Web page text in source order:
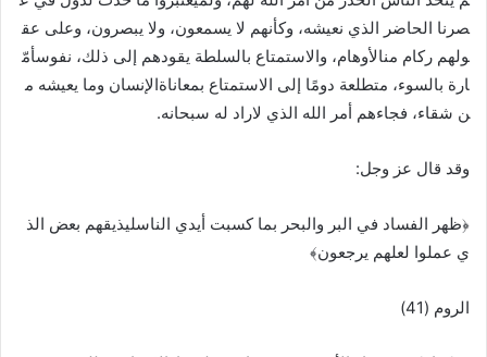
صرنا الحاضر الذي نعيشه، وكأنهم لا يسمعون، ولا يبصرون، وعلى عق
ولهم ركام منالأوهام، والاستمتاع بالسلطة يقودهم إلى ذلك، نفوسأمّ
ارة بالسوء، متطلعة دومًا إلى الاستمتاع بمعاناةالإنسان وما يعيشه م
ن شقاء، فجاءهم أمر الله الذي لاراد له سبحانه.
وقد قال عز وجل:
﴿ظهر الفساد في البر والبحر بما كسبت أيدي الناسليذيقهم بعض الذ
ي عملوا لعلهم يرجعون﴾
الروم (41)